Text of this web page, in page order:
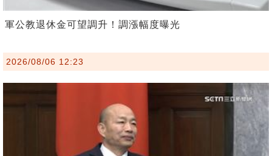
軍公教退休金可望調升！調漲幅度曝光
2026/08/06 12:23